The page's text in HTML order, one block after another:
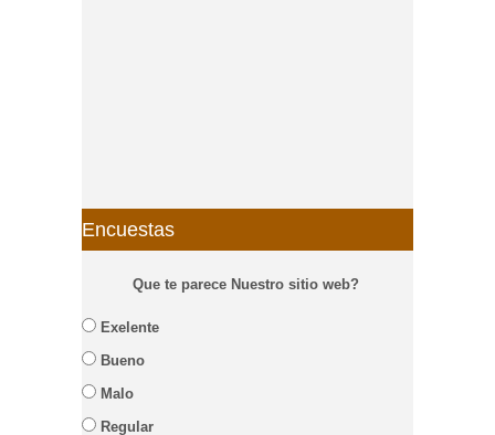
Encuestas
Que te parece Nuestro sitio web?
Exelente
Bueno
Malo
Regular